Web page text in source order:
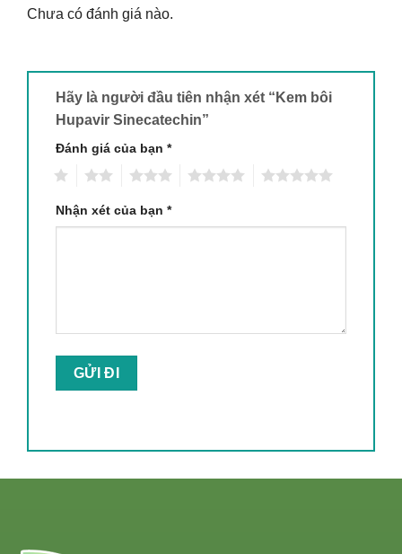
Chưa có đánh giá nào.
Hãy là người đầu tiên nhận xét “Kem bôi
Hupavir Sinecatechin”
Đánh giá của bạn *
Nhận xét của bạn *